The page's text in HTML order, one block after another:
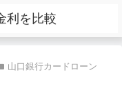
利を比較
山口銀行カードローン